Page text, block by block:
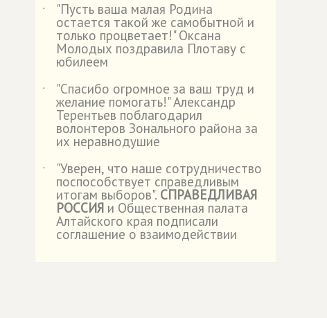
˙
"Пусть ваша малая Родина
остается такой же самобытной и
только процветает!" Оксана
Молодых поздравила Плотаву с
юбилеем
˙
"Спасибо огромное за ваш труд и
желание помогать!" Александр
Терентьев поблагодарил
волонтеров Зонального района за
их неравнодушие
˙
"Уверен, что наше сотрудничество
поспособствует справедливым
итогам выборов". СПРАВЕДЛИВАЯ
РОССИЯ и Общественная палата
Алтайского края подписали
соглашение о взаимодействии